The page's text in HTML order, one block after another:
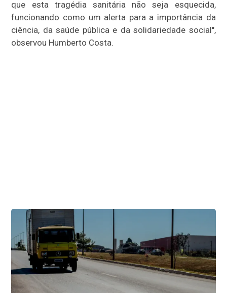
que esta tragédia sanitária não seja esquecida,
funcionando como um alerta para a importância da
ciência, da saúde pública e da solidariedade social",
observou Humberto Costa.